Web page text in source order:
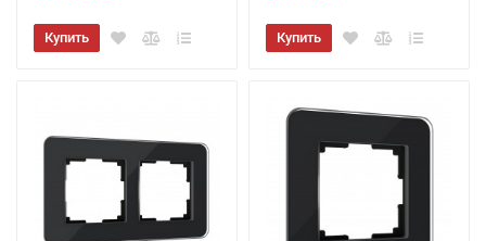
Купить Купить